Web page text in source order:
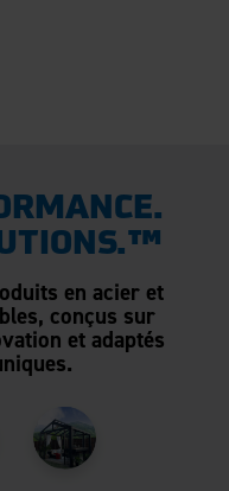
en acier et
conçus sur
et adaptés